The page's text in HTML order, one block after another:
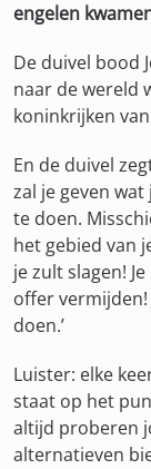
engelen
De duivel bood
naar de wereld
koninkrijken
En de duivel
zal je geven
te doen.
het gebied van
je zult slagen!
offer
doen.’
Luister: elke
staat op het
altijd proberen
alternatieven